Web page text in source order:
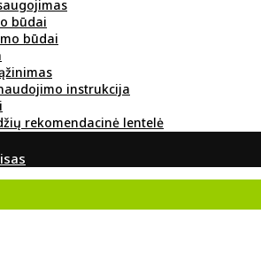
būdai
būdai
instrukcija
rekomendacinė lentelė